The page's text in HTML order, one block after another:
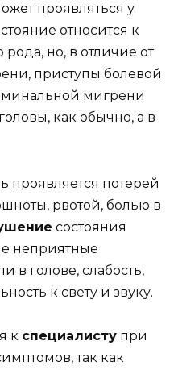
проявляться у
относится к
но, в отличие от
приступы болевой
мигрени
как обычно, а в
потерей
рвотой, болью в
состояния
неприятные
в голове, слабость,
к свету и звуку.
к специалисту при
так как